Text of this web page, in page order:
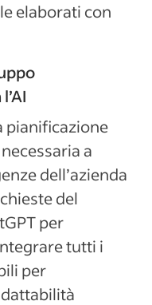
elaborati con
pianificazione
a
dell’azienda
del
per
tutti i
per